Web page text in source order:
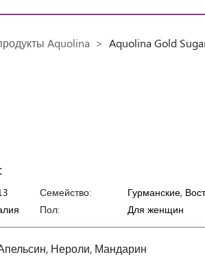
Aquolina Aquolina Gold
Семейство:
Гурманские,
Пол:
Для женщин
Нероли, Мандарин